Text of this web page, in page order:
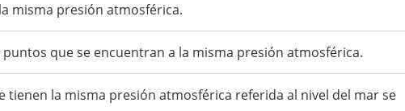
misma presión atmosférica.
que se encuentran a la misma presión atmosférica.
tienen la misma presión atmosférica referida al nivel del mar se